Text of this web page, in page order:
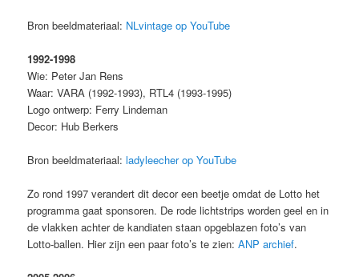
Bron beeldmateriaal: NLvintage op YouTube
1992-1998
Wie: Peter Jan Rens
Waar: VARA (1992-1993), RTL4 (1993-1995)
Logo ontwerp: Ferry Lindeman
Decor: Hub Berkers
Bron beeldmateriaal:ladyleecher op YouTube
Zo rond 1997 verandert dit decor een beetje omdat de Lotto het
programma gaat sponsoren. De rode lichtstrips worden geel en in
de vlakken achter de kandiaten staan opgeblazen foto’s van
Lotto-ballen. Hier zijn een paar foto’s te zien:ANP archief.